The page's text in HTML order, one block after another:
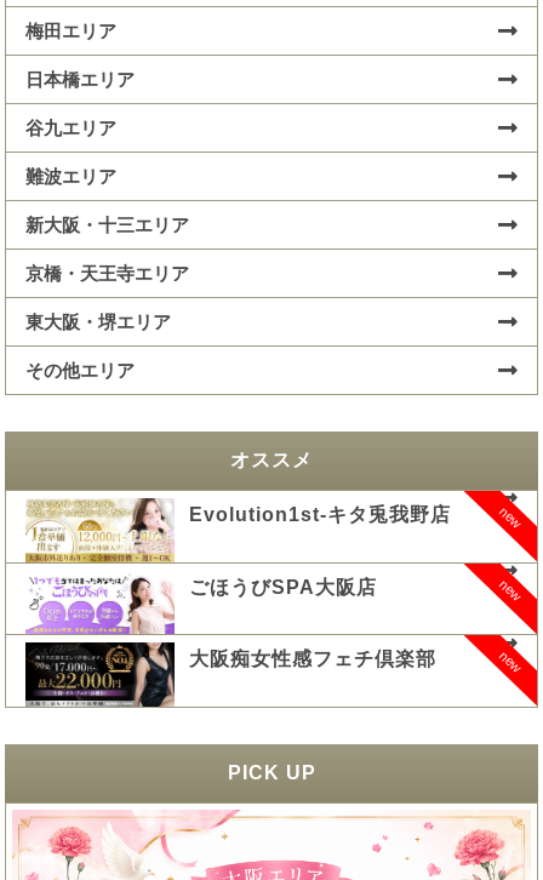
梅田エリア
日本橋エリア
谷九エリア
難波エリア
新大阪・十三エリア
京橋・天王寺エリア
東大阪・堺エリア
その他エリア
オススメ
new
Evolution1st-キタ兎我野店
new
ごほうびSPA大阪店
new
大阪痴女性感フェチ倶楽部
PICK UP